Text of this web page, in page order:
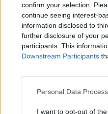
confirm your selection.
continue seeing interest-
information disclosed to
further disclosure of your
participants. This
Downstream Participants
Personal Data
I want to opt-out of
Zero.pl
Redakcja